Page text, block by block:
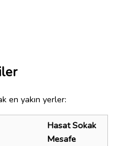
en yakın yerler:
Hasat Sokak
Mesafe